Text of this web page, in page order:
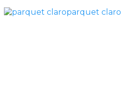
parquet claro